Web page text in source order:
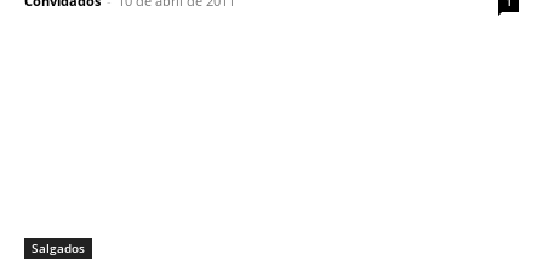
Salgados